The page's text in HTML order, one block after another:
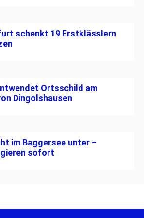
schenkt 19 Erstklässlern
Ortsschild am
Dingolshausen
im Baggersee unter –
sofort